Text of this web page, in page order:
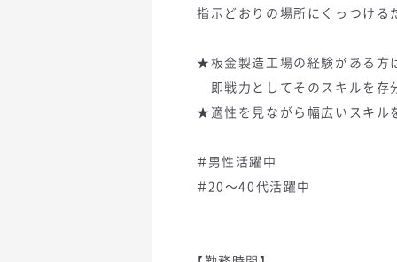
指示どおりの場所にくっつける
★板金製造工場の経験がある方
即戦力としてそのスキルを存
★適性を見ながら幅広いスキル
＃男性活躍中
＃20～40代活躍中